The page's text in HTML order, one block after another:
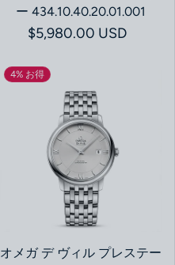
ー 434.10.40.20.01.001
通常価格
$5,980.00 USD
4% お得
オメガ デ ヴィル プレステー